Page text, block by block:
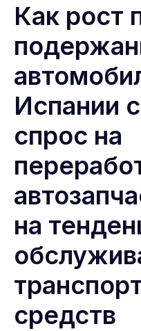
Как рост
Испании
спрос на
на
средств